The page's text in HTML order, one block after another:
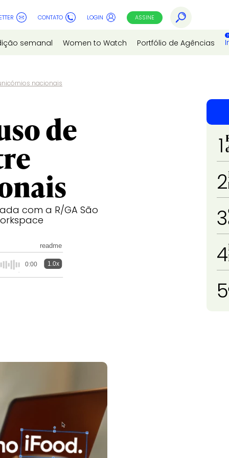
CONTATO LOGIN ASSINE
semanal Women to Watch Portfólio de Agências
nacionais
de
com a R/GA São
readme
0:00 1.0x
1
2
3
4
5